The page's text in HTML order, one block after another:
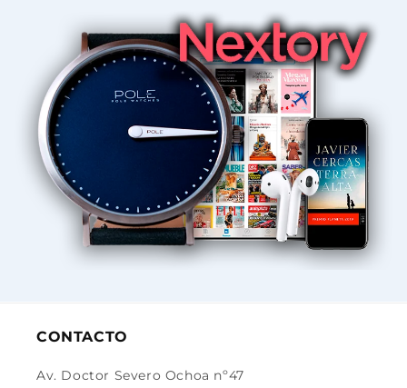
CONTACTO
Av. Doctor Severo Ochoa nº47